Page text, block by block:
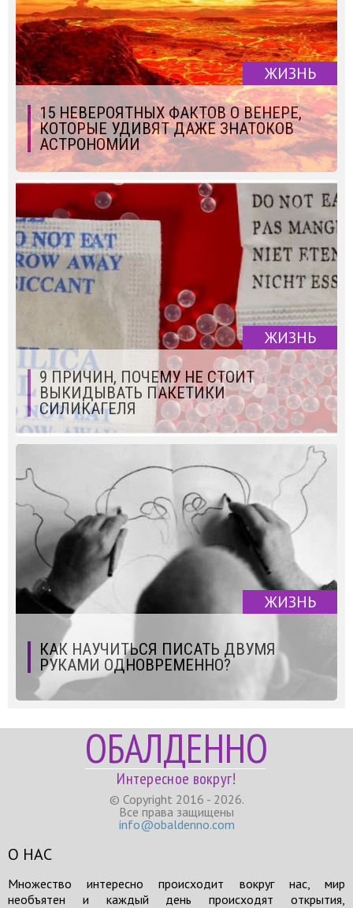
ЖИЗНЬ
15 НЕВЕРОЯТНЫХ ФАКТОВ О ВЕНЕРЕ,
КОТОРЫЕ УДИВЯТ ДАЖЕ ЗНАТОКОВ
АСТРОНОМИИ
ЖИЗНЬ
9 ПРИЧИН, ПОЧЕМУ НЕ СТОИТ
ВЫКИДЫВАТЬ ПАКЕТИКИ
СИЛИКАГЕЛЯ
ЖИЗНЬ
КАК НАУЧИТЬСЯ ПИСАТЬ ДВУМЯ
РУКАМИ ОДНОВРЕМЕННО?
ОБАЛДЕННО
Интересное вокруг!
© Copyright 2016 - 2026.
Все права защищены
info@obaldenno.com
О НАС
Множество интересно происходит вокруг нас, мир
необъятен и каждый день происходят открытия,